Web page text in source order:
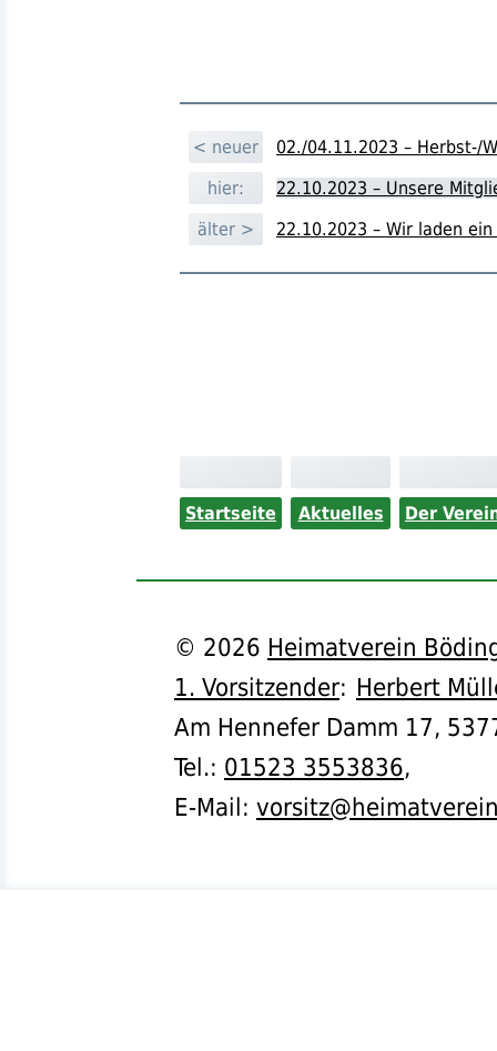
< neuer
02./04.11.2023 – Herbst-/
hier:
22.10.2023 – Unsere
älter >
22.10.2023 – Wir laden
Startseite Aktuelles Der
© 2026 Heimatverein
1. Vorsitzender: Herbert
Am Hennefer Damm 17,
Tel.: 01523 3553836,
E-Mail: